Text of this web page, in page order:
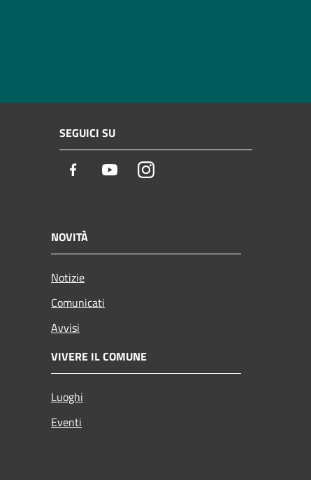
SEGUICI SU
Facebook YoutubeInstagram
NOVITÀ
Notizie
Comunicati
Avvisi
VIVERE IL COMUNE
Luoghi
Eventi